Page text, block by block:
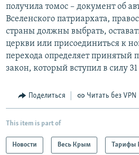
получила томос – документ об
Вселенского патриархата,
страны должны выбрать,
церкви или присоединиться к
перехода определяет принятый
закон, который вступил в силу
Поделиться Читать без VPN
This item is part of
Новости Весь Крым Тарифы